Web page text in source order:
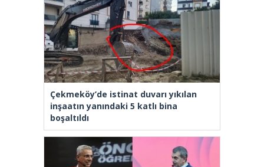
Çekmeköy’de istinat duvarı yıkılan
inşaatın yanındaki 5 katlı bina
boşaltıldı